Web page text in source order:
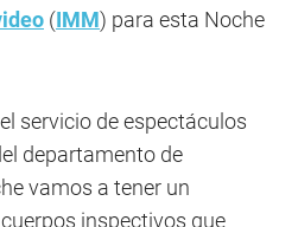
(IMM) para esta Noche
servicio de espectáculos
departamento de
vamos a tener un
inspectivos que